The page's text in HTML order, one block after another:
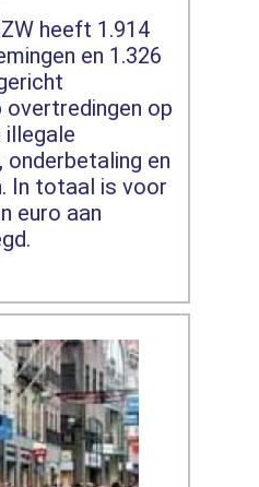
heeft 1.914
en 1.326
op
illegale
en
In totaal is voor
euro aan